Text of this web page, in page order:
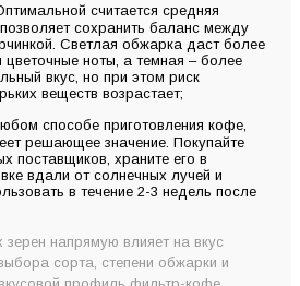
считается средняя
сохранить баланс между
Светлая обжарка даст более
цветочные ноты, а темная – более
вкус, но при этом риск
веществ возрастает;
способе приготовления кофе,
решающее значение. Покупайте
поставщиков, храните его в
вдали от солнечных лучей и
в течение 2-3 недель после
зерен напрямую влияет на вкус
сорта, степени обжарки и